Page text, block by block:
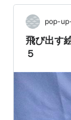
して…
pop-
飛び出す
５